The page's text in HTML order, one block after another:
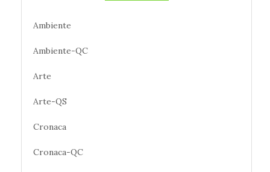
Ambiente
Ambiente-QC
Arte
Arte-QS
Cronaca
Cronaca-QC